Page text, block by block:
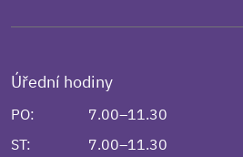
Úřední hodiny
PO: 7.00–11.30
ST:
7.00–11.30